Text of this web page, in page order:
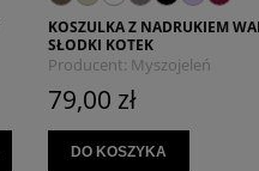
KOSZULKA Z NADRUKIEM
SŁODKI KOTEK
Producent: Myszojeleń
79,00 zł
DO KOSZYKA